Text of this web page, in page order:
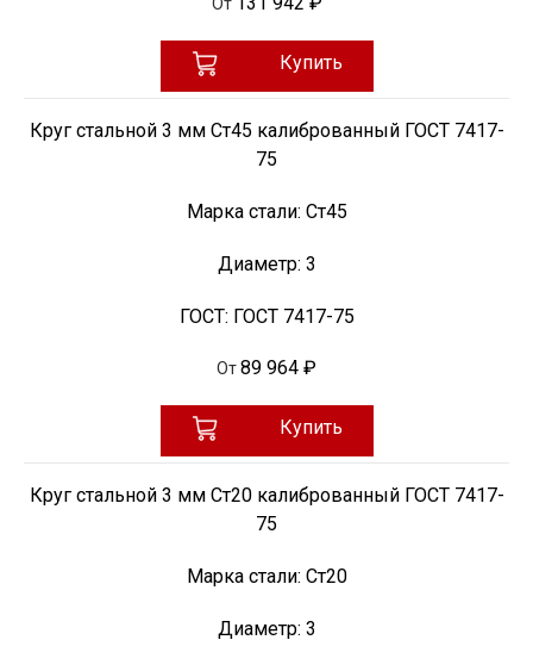
Купить
Круг стальной 3 мм Ст45 калиброванный ГОСТ 7417-
75
Марка стали: Ст45
Диаметр: 3
ГОСТ: ГОСТ 7417-75
От89 964 ₽
Купить
Круг стальной 3 мм Ст20 калиброванный ГОСТ 7417-
75
Марка стали: Ст20
Диаметр: 3